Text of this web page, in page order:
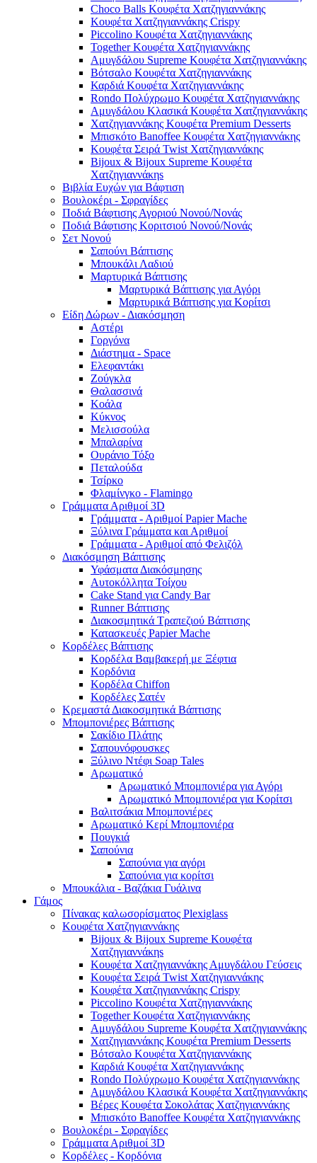
Choco Balls Κουφέτα Χατζηγιαννάκης
Κουφέτα Χατζηγιαννάκης Crispy
Piccolino Κουφέτα Χατζηγιαννάκης
Together Κουφέτα Χατζηγιαννάκης
Αμυγδάλου Supreme Κουφέτα Χατζηγιαννάκης
Βότσαλο Κουφέτα Χατζηγιαννάκης
Καρδιά Κουφέτα Χατζηγιαννάκης
Rondo Πολύχρωμο Κουφέτα Χατζηγιαννάκης
Αμυγδάλου Κλασικά Κουφέτα Χατζηγιαννάκης
Χατζηγιαννάκης Κουφέτα Premium Desserts
Μπισκότο Banoffee Κουφέτα Χατζηγιαννάκης
Κουφέτα Σειρά Twist Χατζηγιαννάκης
Bijoux & Bijoux Supreme Κουφέτα
Χατζηγιαννάκηs
Βιβλία Ευχών για Βάφτιση
Βουλοκέρι - Σφραγίδες
Ποδιά Βάφτισης Αγοριού Νονού/Νονάς
Ποδιά Βάφτισης Κοριτσιού Νονού/Νονάς
Σετ Νονού
Σαπούνι Βάπτισης
Μπουκάλι Λαδιού
Μαρτυρικά Βάπτισης
Μαρτυρικά Βάπτισης για Αγόρι
Μαρτυρικά Βάπτισης για Κορίτσι
Είδη Δώρων - Διακόσμηση
Αστέρι
Γοργόνα
Διάστημα - Space
Ελεφαντάκι
Ζούγκλα
Θαλασσινά
Κοάλα
Κύκνος
Μελισσούλα
Μπαλαρίνα
Ουράνιο Τόξο
Πεταλούδα
Τσίρκο
Φλαμίνγκο - Flamingo
Γράμματα Αριθμοί 3D
Γράμματα - Αριθμοί Papier Mache
Ξύλινα Γράμματα και Αριθμοί
Γράμματα - Αριθμοί από Φελιζόλ
Διακόσμηση Βάπτισης
Υφάσματα Διακόσμησης
Αυτοκόλλητα Τοίχου
Cake Stand για Candy Bar
Runner Βάπτισης
Διακοσμητικά Τραπεζιού Βάπτισης
Κατασκευές Papier Mache
Κορδέλες Βάπτισης
Κορδέλα Βαμβακερή με Ξέφτια
Κορδόνια
Κορδέλα Chiffon
Κορδέλες Σατέν
Κρεμαστά Διακοσμητικά Βάπτισης
Μπομπονιέρες Βάπτισης
Σακίδιο Πλάτης
Σαπουνόφουσκες
Ξύλινο Ντέφι Soap Tales
Αρωματικό
Αρωματικό Μπομπονιέρα για Αγόρι
Αρωματικό Μπομπονιέρα για Κορίτσι
Βαλιτσάκια Μπομπονιέρες
Αρωματικό Κερί Μπομπονιέρα
Πουγκιά
Σαπούνια
Σαπούνια για αγόρι
Σαπούνια για κορίτσι
Μπουκάλια - Βαζάκια Γυάλινα
Γάμος
Πίνακας καλωσορίσματος Plexiglass
Κουφέτα Χατζηγιαννάκης
Bijoux & Bijoux Supreme Κουφέτα
Χατζηγιαννάκηs
Κουφέτα Χατζηγιαννάκης Αμυγδάλου Γεύσεις
Κουφέτα Σειρά Twist Χατζηγιαννάκης
Κουφέτα Χατζηγιαννάκης Crispy
Piccolino Κουφέτα Χατζηγιαννάκης
Together Κουφέτα Χατζηγιαννάκης
Αμυγδάλου Supreme Κουφέτα Χατζηγιαννάκης
Χατζηγιαννάκης Κουφέτα Premium Desserts
Βότσαλο Κουφέτα Χατζηγιαννάκης
Καρδιά Κουφέτα Χατζηγιαννάκης
Rondo Πολύχρωμο Κουφέτα Χατζηγιαννάκης
Αμυγδάλου Κλασικά Κουφέτα Χατζηγιαννάκης
Βέρες Κουφέτα Σοκολάτας Χατζηγιαννάκης
Μπισκότο Banoffee Κουφέτα Χατζηγιαννάκης
Βουλοκέρι - Σφραγίδες
Γράμματα Αριθμοί 3D
Κορδέλες - Κορδόνια